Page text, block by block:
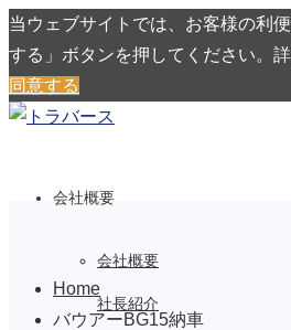
当ウェブサイトでは、お客様の利
する」ボタンを押してください。
同意する
会社概要
会社概要
社長紹介
Home
バウアーBG15納車